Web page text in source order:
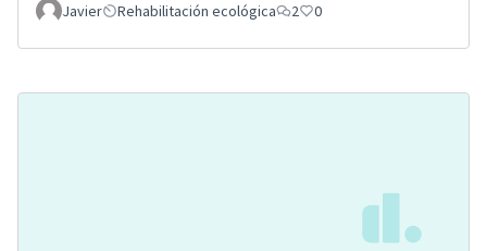
Javier Rehabilitación ecológica 2 0